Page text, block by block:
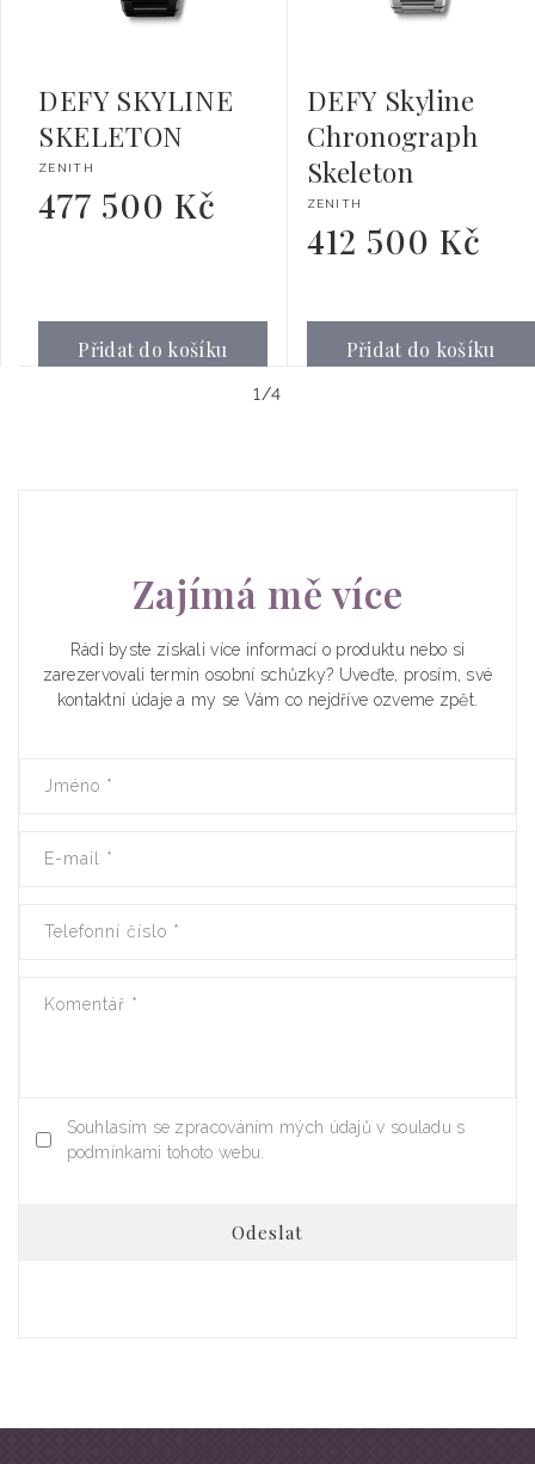
DEFY SKYLINE
SKELETON
Dodavatel:
ZENITH
Běžná
cena
477 500 Kč
Přidat do košíku
DEFY Skyline
Chronograph
Skeleton
Dodavatel:
ZENITH
Běžná
cena
412 500 Kč
Přidat do košíku
1 /z4
Zajímá mě více
Rádi byste získali více informací o produktu nebo si
zarezervovali termín osobní schůzky? Uveďte, prosím, své
kontaktní údaje a my se Vám co nejdříve ozveme zpět.
Jméno *
E-mail *
Telefonní číslo *
Komentář *
Souhlasím se zpracováním mých údajů v souladu s
podmínkami tohoto webu.
Odeslat